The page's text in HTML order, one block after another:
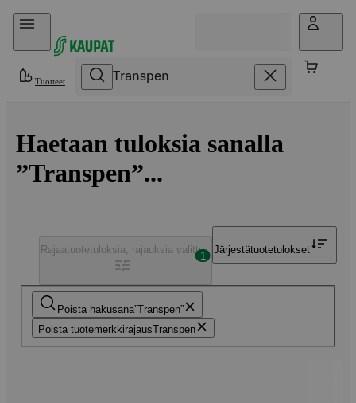
Hyppää sisältöön
Tuotteet
Haetaan tuloksia sanalla
”Transpen”...
Poista hakusana Transpen
Poista tuotemerkkirajausTranspen
Rajaatuotetuloksia, rajauksia valittu
1
Järjestätuotetulokset